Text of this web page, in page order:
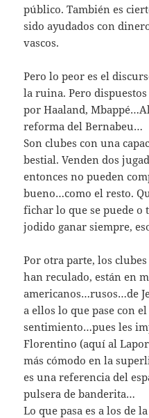
público. También es
sido ayudados con
vascos.
Pero lo peor es el
la ruina. Pero
por Haaland,
reforma del Bernabeu…
Son clubes con una
bestial. Venden dos
entonces no pueden
bueno…como el resto.
fichar lo que se puede o
jodido ganar siempre,
Por otra parte, los
han reculado, están en
americanos…rusos…de
a ellos lo que pase con
sentimiento…pues les
Florentino (aquí al
más cómodo en la
es una referencia del
pulsera de banderita…
Lo que pasa es a los de